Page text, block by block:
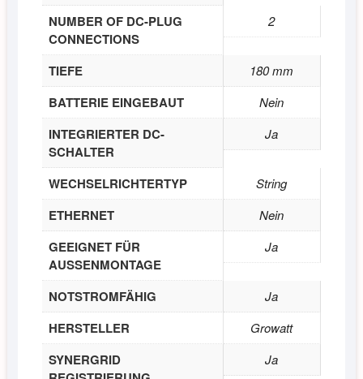
NUMBER OF DC-PLUG
CONNECTIONS
2
TIEFE 180 mm
BATTERIE EINGEBAUT Nein
INTEGRIERTER DC-
SCHALTER
Ja
WECHSELRICHTERTYP String
ETHERNET Nein
GEEIGNET FÜR
AUSSENMONTAGE
Ja
NOTSTROMFÄHIG Ja
HERSTELLER Growatt
SYNERGRID
Ja